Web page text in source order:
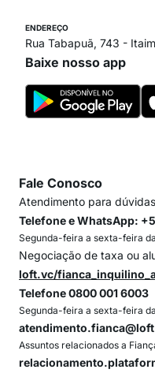
ENDEREÇO
Rua Tabapuã, 743 -
Baixe nosso app
Fale Conosco
Atendimento para
Telefone e WhatsApp:
Segunda-feira a sexta-feira
Negociação de taxa ou
loft.vc/
Telefone 0800 001 6003
Segunda-feira a sexta-feira
Assuntos relacionados a